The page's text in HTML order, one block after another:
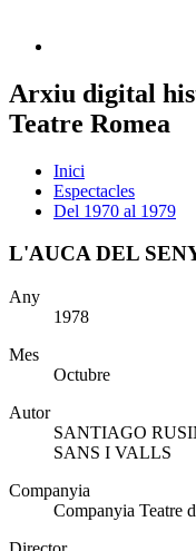
Arxiu digital
Teatre Romea
Inici
Espectacles
Del 1970 al 1979
L'AUCA DEL
Any
1978
Mes
Octubre
Autor
SANTIAGO
SANS I VALLS
Companyia
Companyia Teatre